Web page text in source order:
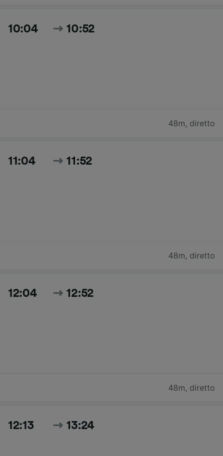
10:04 10:52
48m, diretto
11:04 11:52
48m, diretto
12:04 12:52
48m, diretto
12:13 13:24